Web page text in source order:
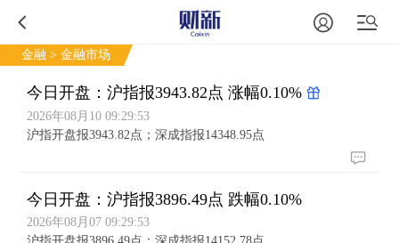
金融 > 金融市场
今日开盘：沪指报3943.82点 涨幅0.10%
2026年08月10 09:29:53
沪指开盘报3943.82点；深成指报14348.95点
今日开盘：沪指报3896.49点 跌幅0.10%
2026年08月07 09:29:53